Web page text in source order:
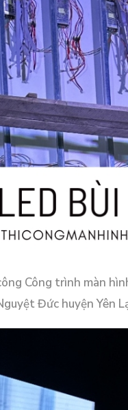
Công trình màn
Đức huyện Yên